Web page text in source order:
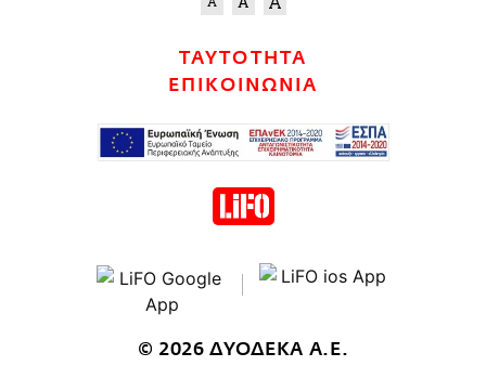
ΤΑΥΤΟΤΗΤΑ
ΕΠΙΚΟΙΝΩΝΙΑ
© 2026 ΔΥΟΔΕΚΑ Α.Ε.